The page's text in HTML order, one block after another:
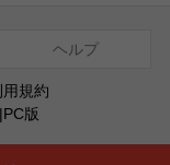
ヘルプ
用規約
PC版